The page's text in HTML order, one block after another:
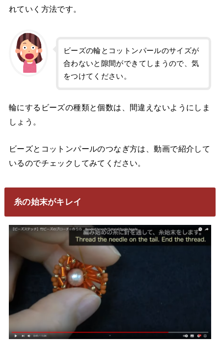
れていく方法です。
ビーズの輪とコットンパールのサイズが
合わないと隙間ができてしまうので、気
をつけてください。
輪にするビーズの種類と個数は、間違えないようにしま
しょう。
ビーズとコットンパールのつなぎ方は、動画で紹介して
いるのでチェックしてみてください。
糸の始末がキレイ